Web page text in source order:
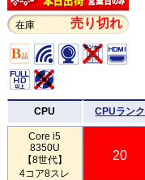
在庫 売り切れ
CPU CPUランク
Core i5
8350U
【8世代】
4コア8スレ
20